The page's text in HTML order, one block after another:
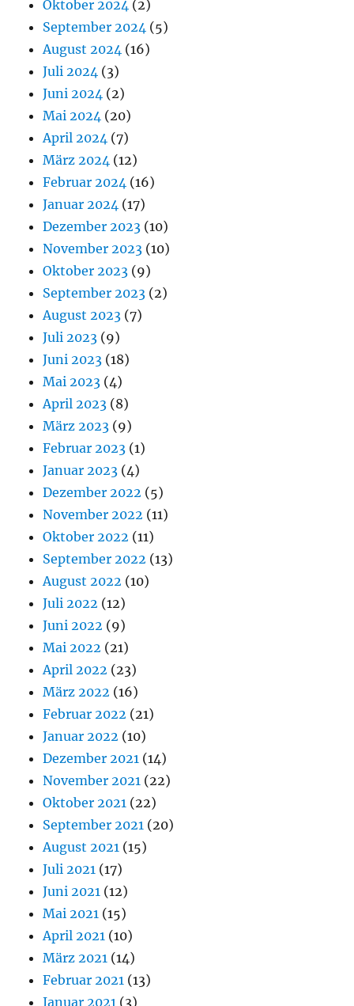
Oktober 2024 (2)
September 2024 (5)
August 2024 (16)
Juli 2024 (3)
Juni 2024 (2)
Mai 2024 (20)
April 2024 (7)
März 2024 (12)
Februar 2024 (16)
Januar 2024 (17)
Dezember 2023 (10)
November 2023 (10)
Oktober 2023 (9)
September 2023 (2)
August 2023 (7)
Juli 2023 (9)
Juni 2023 (18)
Mai 2023 (4)
April 2023 (8)
März 2023 (9)
Februar 2023 (1)
Januar 2023 (4)
Dezember 2022 (5)
November 2022 (11)
Oktober 2022 (11)
September 2022 (13)
August 2022 (10)
Juli 2022 (12)
Juni 2022 (9)
Mai 2022 (21)
April 2022 (23)
März 2022 (16)
Februar 2022 (21)
Januar 2022 (10)
Dezember 2021 (14)
November 2021 (22)
Oktober 2021 (22)
September 2021 (20)
August 2021 (15)
Juli 2021 (17)
Juni 2021 (12)
Mai 2021 (15)
April 2021 (10)
März 2021 (14)
Februar 2021 (13)
Januar 2021 (3)